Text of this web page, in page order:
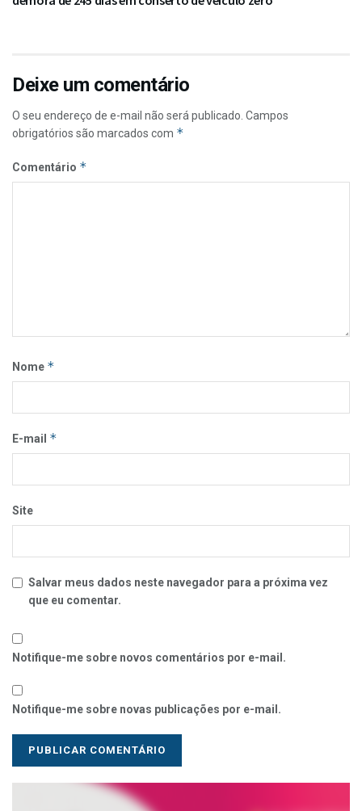
Deixe um comentário
O seu endereço de e-mail não será publicado. Campos
obrigatórios são marcados com *
Comentário *
Nome *
E-mail *
Site
Salvar meus dados neste navegador para a próxima vez
que eu comentar.
Notifique-me sobre novos comentários por e-mail.
Notifique-me sobre novas publicações por e-mail.